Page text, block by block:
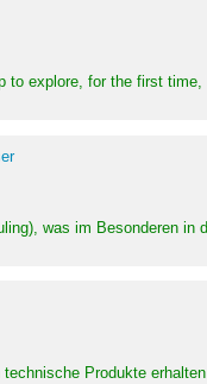
explore, for the first
was im Besonderen in
Produkte